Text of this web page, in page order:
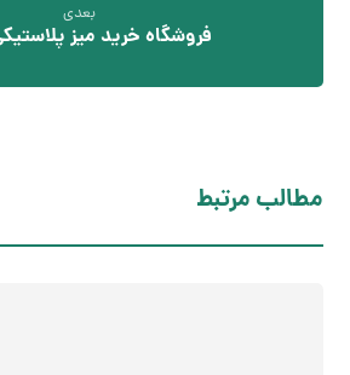
بعدی
فروشگاه خرید میز
مطالب مرتبط